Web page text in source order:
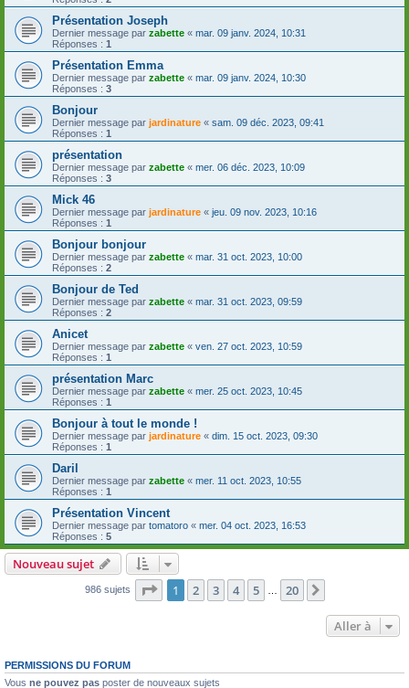
Présentation Joseph
Dernier message par zabette « mar. 09 janv. 2024, 10:31
Réponses : 1
Présentation Emma
Dernier message par zabette « mar. 09 janv. 2024, 10:30
Réponses : 3
Bonjour
Dernier message par jardinature « sam. 09 déc. 2023, 09:41
Réponses : 1
présentation
Dernier message par zabette « mer. 06 déc. 2023, 10:09
Réponses : 3
Mick 46
Dernier message par jardinature « jeu. 09 nov. 2023, 10:16
Réponses : 1
Bonjour bonjour
Dernier message par zabette « mar. 31 oct. 2023, 10:00
Réponses : 2
Bonjour de Ted
Dernier message par zabette « mar. 31 oct. 2023, 09:59
Réponses : 2
Anicet
Dernier message par zabette « ven. 27 oct. 2023, 10:59
Réponses : 1
présentation Marc
Dernier message par zabette « mer. 25 oct. 2023, 10:45
Réponses : 1
Bonjour à tout le monde !
Dernier message par jardinature « dim. 15 oct. 2023, 09:30
Réponses : 1
Daril
Dernier message par zabette « mer. 11 oct. 2023, 10:55
Réponses : 1
Présentation Vincent
Dernier message par tomatoro « mer. 04 oct. 2023, 16:53
Réponses : 5
Nouveau sujet
986 sujets Page 1sur20
1 2 3 4 5 20
Aller à
PERMISSIONS DU FORUM
Vous ne pouvez pas poster de nouveaux sujets